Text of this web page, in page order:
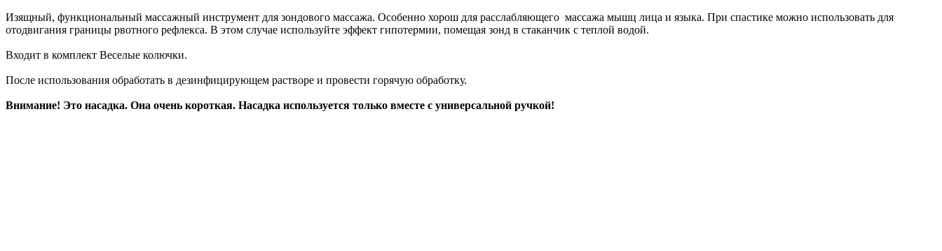
Изящный, функциональный массажный инструмент для зондового массажа. Особенно хорош для расслабляющего массажа мышц лица и языка. При спастике можно использовать для
отодвигания границы рвотного рефлекса. В этом случае используйте эффект гипотермии, помещая зонд в стаканчик с теплой водой.
Входит в комплект Веселые колючки.
После использования обработать в дезинфицирующем растворе и провести горячую обработку.
Внимание! Это насадка. Она очень короткая. Насадка используется только вместе с универсальной ручкой!